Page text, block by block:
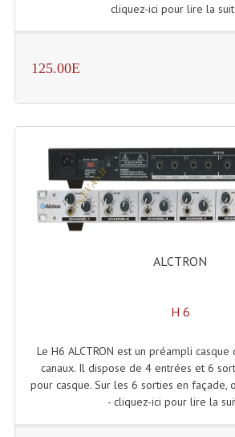
Rack 19" Standard
Sac Trolley De
Sacs & Housses De
Valises Pour Clavier
Rack 19 Pouces
Machines À Effets Fumées,
Machines À Fumées
cliquez-ici pour lire la
125.00E
ALCTRON
H 6
Le H6 ALCTRON est un préampli
canaux. Il dispose de 4 entrées et 6
pour casque. Sur les 6 sorties en façade,
- cliquez-ici pour lire la